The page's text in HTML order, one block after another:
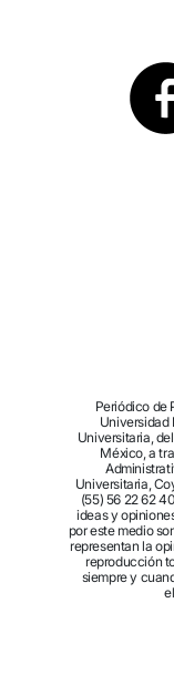
Periódico de
Universidad
Universitaria,
México, a
Universitaria,
(55) 56 22 62
ideas y
por este medio
representan la
reproducción
siempre y